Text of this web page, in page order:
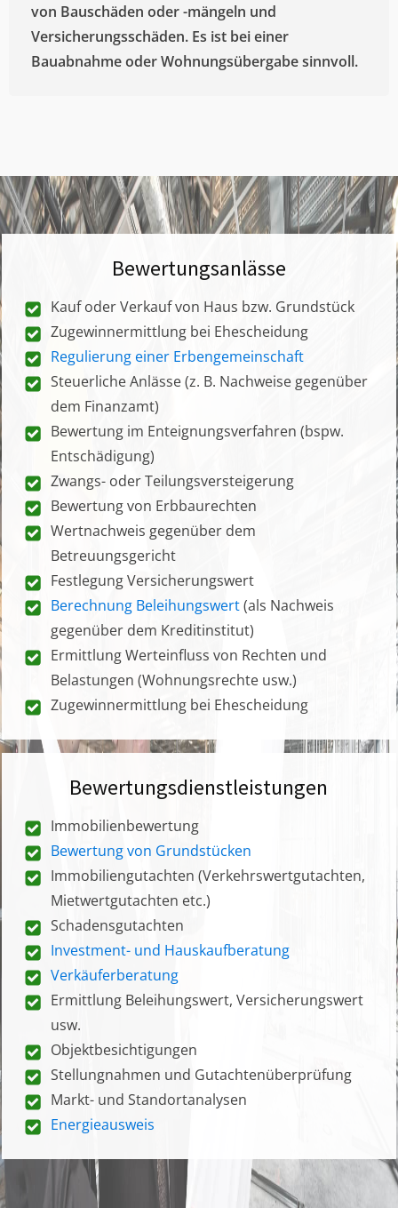
von Bauschäden oder -mängeln und
Versicherungsschäden. Es ist bei einer
Bauabnahme oder Wohnungsübergabe sinnvoll.
Bewertungsanlässe
Kauf oder Verkauf von Haus bzw. Grundstück
Zugewinnermittlung bei Ehescheidung
Regulierung einer Erbengemeinschaft
Steuerliche Anlässe (z. B. Nachweise gegenüber
dem Finanzamt)
Bewertung im Enteignungsverfahren (bspw.
Entschädigung)
Zwangs- oder Teilungsversteigerung
Bewertung von Erbbaurechten
Wertnachweis gegenüber dem
Betreuungsgericht
Festlegung Versicherungswert
Berechnung Beleihungswert(als Nachweis
gegenüber dem Kreditinstitut)
Ermittlung Werteinfluss von Rechten und
Belastungen (Wohnungsrechte usw.)
Zugewinnermittlung bei Ehescheidung
Bewertungsdienstleistungen
Immobilienbewertung
Bewertung von Grundstücken
Immobiliengutachten (Verkehrswertgutachten,
Mietwertgutachten etc.)
Schadensgutachten
Investment- und Hauskaufberatung
Verkäuferberatung
Ermittlung Beleihungswert, Versicherungswert
usw.
Objektbesichtigungen
Stellungnahmen und Gutachtenüberprüfung
Markt- und Standortanalysen
Energieausweis